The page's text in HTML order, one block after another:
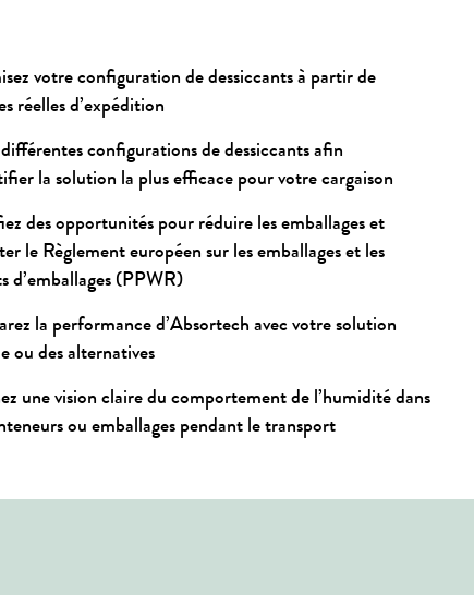
votre configuration de dessiccants à partir de
réelles d’expédition
configurations de dessiccants afin
la solution la plus efficace pour votre cargaison
des opportunités pour réduire les emballages et
le Règlement européen sur les emballages et les
d’emballages (PPWR)
la performance d’Absortech avec votre solution
ou des alternatives
une vision claire du comportement de l’humidité dans
ou emballages pendant le transport